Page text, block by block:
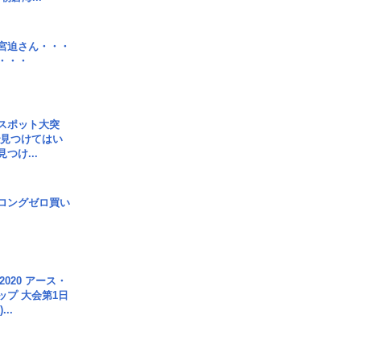
迫さん・・・
・・
ポット大突
つけてはい
つけ...
ングゼロ買い
アース・
プ 大会第1日